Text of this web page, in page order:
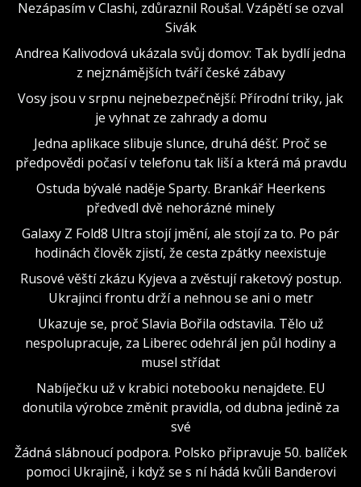
Nezápasím v Clashi, zdůraznil Roušal. Vzápětí se ozval
Sivák
Andrea Kalivodová ukázala svůj domov: Tak bydlí jedna
z nejznámějších tváří české zábavy
Vosy jsou v srpnu nejnebezpečnější: Přírodní triky, jak
je vyhnat ze zahrady a domu
Jedna aplikace slibuje slunce, druhá déšť. Proč se
předpovědi počasí v telefonu tak liší a která má pravdu
Ostuda bývalé naděje Sparty. Brankář Heerkens
předvedl dvě nehorázné minely
Galaxy Z Fold8 Ultra stojí jmění, ale stojí za to. Po pár
hodinách člověk zjistí, že cesta zpátky neexistuje
Rusové věští zkázu Kyjeva a zvěstují raketový postup.
Ukrajinci frontu drží a nehnou se ani o metr
Ukazuje se, proč Slavia Bořila odstavila. Tělo už
nespolupracuje, za Liberec odehrál jen půl hodiny a
musel střídat
Nabíječku už v krabici notebooku nenajdete. EU
donutila výrobce změnit pravidla, od dubna jedině za
své
Žádná slábnoucí podpora. Polsko připravuje 50. balíček
pomoci Ukrajině, i když se s ní hádá kvůli Banderovi